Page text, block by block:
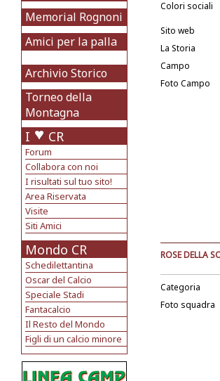
Memorial Rognoni
Amici per la palla
Archivio Storico
Torneo della
Montagna
I CR
Forum
Collabora con noi
I risultati sul tuo sito!
Area Riservata
Visite
Siti Amici
Mondo CR
Schedilettantina
Oscar del Calcio
Speciale Stadi
Fantacalcio
Il Resto del Mondo
Figli di un calcio minore
Colori sociali
Sito web
La Storia
Campo
Foto Campo
ROSE DELLA
Categoria
Foto squadra